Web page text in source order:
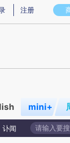
图存在偏差。不代表
注册
mini+
讣闻